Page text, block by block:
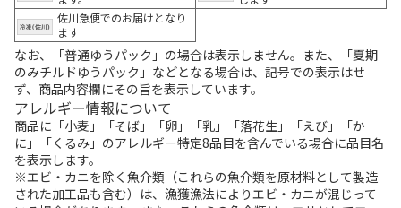
佐川急便でのお届けとなり
ます
なお、「普通ゆうパック」の場合は表示しません。また、「夏期
のみチルドゆうパック」などとなる場合は、記号での表示はせ
ず、商品内容欄にその旨を表示しています。
アレルギー情報について
商品に「小麦」「そば」「卵」「乳」「落花生」「えび」「か
に」「くるみ」のアレルギー特定8品目を含んでいる場合に品目名
を表示します。
※エビ・カニを除く魚介類（これらの魚介類を原材料として製造
された加工品も含む）は、漁獲漁法によりエビ・カニが混じって